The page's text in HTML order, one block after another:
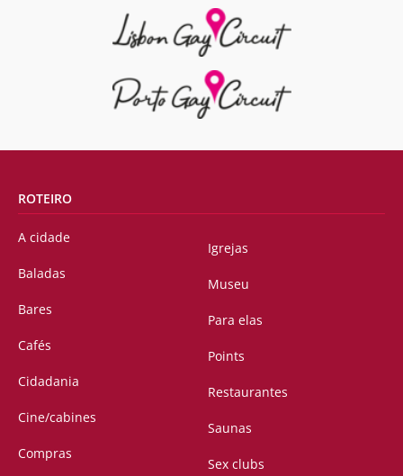
ROTEIRO
A cidade
Baladas
Bares
Cafés
Cidadania
Cine/cabines
Compras
Igrejas
Museu
Para elas
Points
Restaurantes
Saunas
Sex clubs